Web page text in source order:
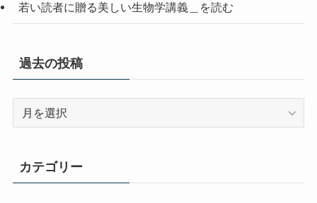
若い読者に贈る美しい生物学講義＿を読む
過去の投稿
稿
カテゴリー